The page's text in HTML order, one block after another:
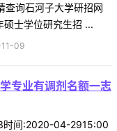
查询石河子大学研招网
士学位研究生招 ...
11-09
专业有调剂名额一志
时间:2020-04-2915:00